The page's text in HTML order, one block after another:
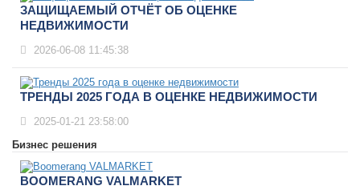
ЗАЩИЩАЕМЫЙ ОТЧЁТ ОБ ОЦЕНКЕ
НЕДВИЖИМОСТИ
2026-06-08 11:45:38
ТРЕНДЫ 2025 ГОДА В ОЦЕНКЕ НЕДВИЖИМОСТИ
2025-01-21 23:58:00
Бизнес решения
BOOMERANG VALMARKET